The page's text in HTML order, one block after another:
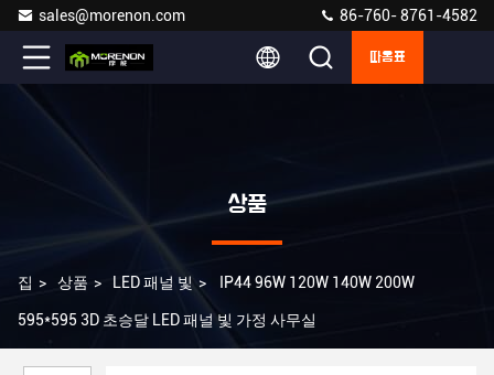
sales@morenon.com 86-760- 8761-4582
따옴표
상품
집 > 상품 > LED 패널 빛 > IP44 96W 120W 140W 200W
595*595 3D 초승달 LED 패널 빛 가정 사무실